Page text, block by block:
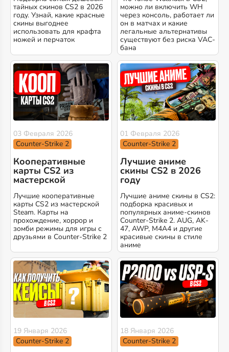
тайных скинов CS2 в 2026
году. Узнай, какие красные
скины выгоднее
использовать для крафта
ножей и перчаток
можно ли включить WH
через консоль, работает ли
он в матчах и какие
легальные альтернативы
существуют без риска VAC-
бана
03 Февраля 2026
Counter-Strike 2
Кооперативные
карты CS2 из
мастерской
Лучшие кооперативные
карты CS2 из мастерской
Steam. Карты на
прохождение, хоррор и
зомби режимы для игры с
друзьями в Counter-Strike 2
01 Февраля 2026
Counter-Strike 2
Лучшие аниме
скины CS2 в 2026
году
Лучшие аниме скины в CS2:
подборка красивых и
популярных аниме-скинов
Counter-Strike 2. AUG, AK-
47, AWP, M4A4 и другие
красивые скины в стиле
аниме
19 Января 2026
Counter-Strike 2
18 Января 2026
Counter-Strike 2